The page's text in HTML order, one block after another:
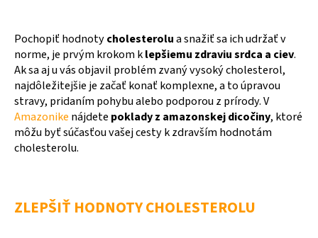
Pochopiť hodnotycholesterolua snažiť sa ich udržať v
norme, je prvým krokom klepšiemu zdraviu srdca a ciev.
Ak sa aj u vás objavil problém zvaný vysoký cholesterol,
najdôležitejšie je začať konať komplexne, a to úpravou
stravy, pridaním pohybu alebo podporou z prírody. V
Amazonike nájdete poklady z amazonskej dicočiny, ktoré
môžu byť súčasťou vašej cesty k zdravším hodnotám
cholesterolu.
ZLEPŠIŤ HODNOTY CHOLESTEROLU